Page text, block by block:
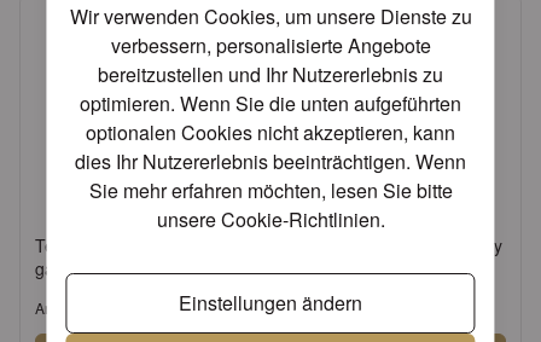
Wir verwenden Cookies, um unsere Dienste zu
verbessern, personalisierte Angebote
bereitzustellen und Ihr Nutzererlebnis zu
optimieren. Wenn Sie die unten aufgeführten
optionalen Cookies nicht akzeptieren, kann
dies Ihr Nutzererlebnis beeinträchtigen. Wenn
Sie mehr erfahren möchten, lesen Sie bitte
unsereCookie-Richtlinien.
Einstellungen ändern
Tea light holder Butterfly
garden white
Artikel: 17319335
Water glass 0.25 L Butterfly
garden white
Artikel: 14319335